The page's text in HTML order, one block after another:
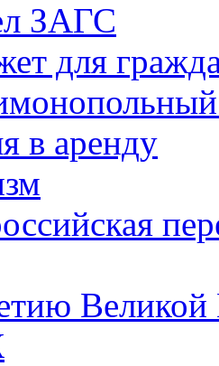
ЗАГС
для
в аренду